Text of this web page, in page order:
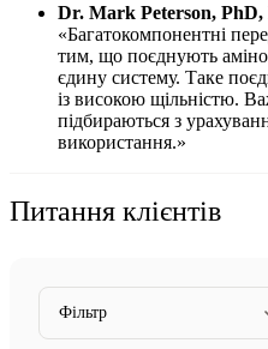
Dr. Mark Peterson, PhD,
«Багатокомпонентні
тим, що поєднують
єдину систему. Таке
із високою щільністю.
підбираються з
використання.»
Питання клієнтів
Фільтр